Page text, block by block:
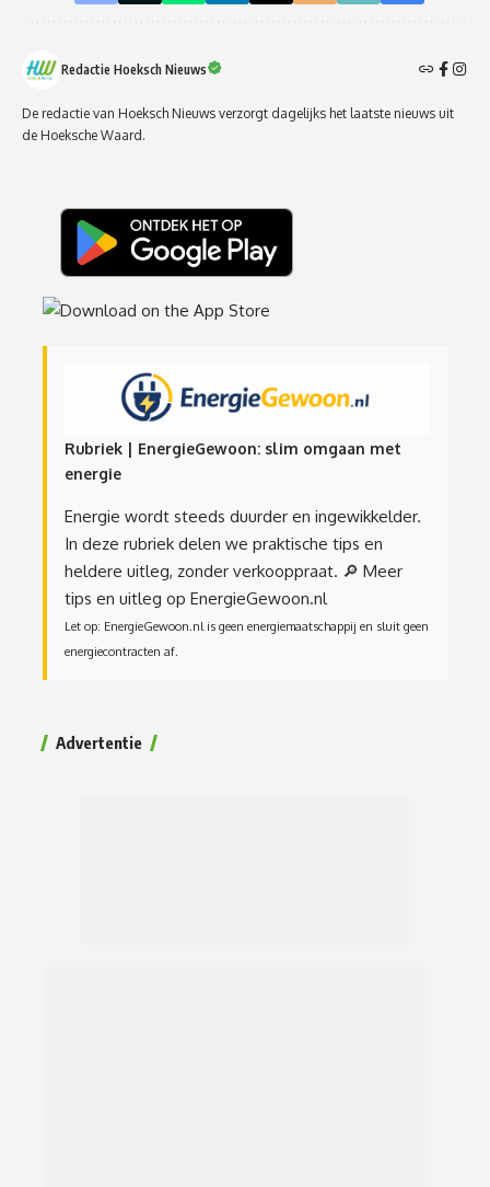
Redactie Hoeksch Nieuws
De redactie van Hoeksch Nieuws verzorgt dagelijks het laatste nieuws uit
de Hoeksche Waard.
Rubriek | EnergieGewoon: slim omgaan met
energie
Energie wordt steeds duurder en ingewikkelder.
In deze rubriek delen we praktische tips en
heldere uitleg, zonder verkooppraat. 🔎 Meer
tips en uitleg op EnergieGewoon.nl
Let op: EnergieGewoon.nl is geen energiemaatschappij en sluit geen
energiecontracten af.
Advertentie